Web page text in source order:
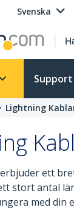
Svenska
Support
Lightning
ett
stort antal
med din